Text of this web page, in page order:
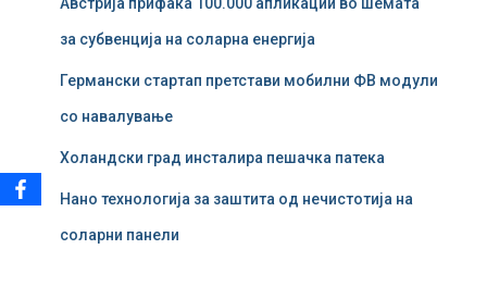
за субвенција на соларна енергија
Германски стартап претстави мобилни ФВ модули
со навалување
Холандски град инсталира пешачка патека
Нано технологија за заштита од нечистотија на
соларни панели